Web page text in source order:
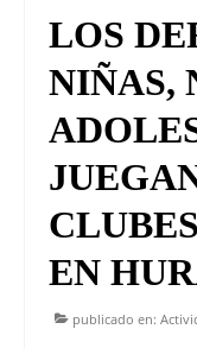
LOS
NIÑAS,
EN
publicado en: